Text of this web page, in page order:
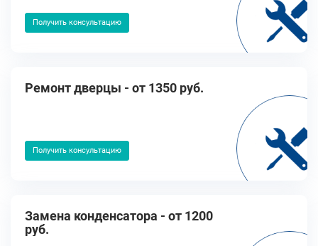
Получить консультацию
Ремонт дверцы - от 1350 руб.
Получить консультацию
Замена конденсатора - от 1200
руб.